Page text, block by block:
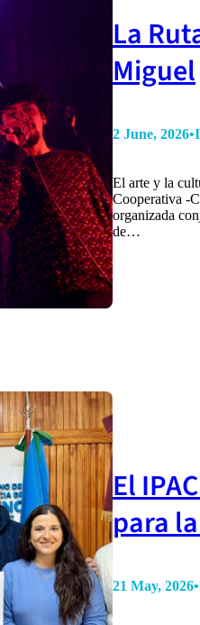
La
Miguel
2 June, 2026•
El arte y la
Cooperativa -
organizada
de…
El
para
21 May, 2026•